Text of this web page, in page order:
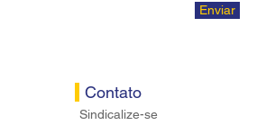
Enviar
Contato
Sindicalize-se